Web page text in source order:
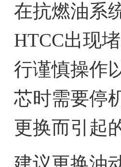
在抗燃油系
HTCC出现
行谨慎操作
芯时需要停
更换而引起